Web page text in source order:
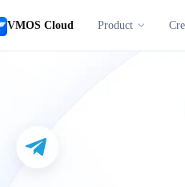
VMOS Cloud Product